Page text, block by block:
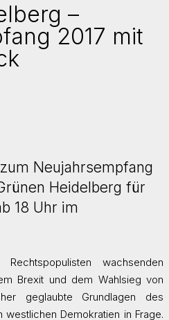
–
2017 mit
Neujahrsempfang
Heidelberg für
18 Uhr im
wachsenden
Brexit und dem Wahlsieg von
geglaubte Grundlagen des
Demokratien in Frage.